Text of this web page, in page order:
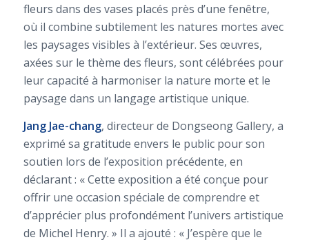
fleurs dans des vases placés près d’une fenêtre,
où il combine subtilement les natures mortes avec
les paysages visibles à l’extérieur. Ses œuvres,
axées sur le thème des fleurs, sont célébrées pour
leur capacité à harmoniser la nature morte et le
paysage dans un langage artistique unique.
Jang Jae-chang, directeur de Dongseong Gallery, a
exprimé sa gratitude envers le public pour son
soutien lors de l’exposition précédente, en
déclarant : « Cette exposition a été conçue pour
offrir une occasion spéciale de comprendre et
d’apprécier plus profondément l’univers artistique
de Michel Henry. » Il a ajouté : « J’espère que le